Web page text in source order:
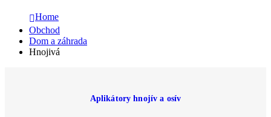
Home
Obchod
Dom a záhrada
Hnojivá
Aplikátory hnojív a osív